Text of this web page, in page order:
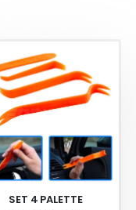
SET 4 PALETTE